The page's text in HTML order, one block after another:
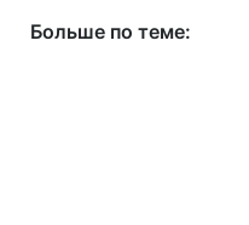
Больше по теме: